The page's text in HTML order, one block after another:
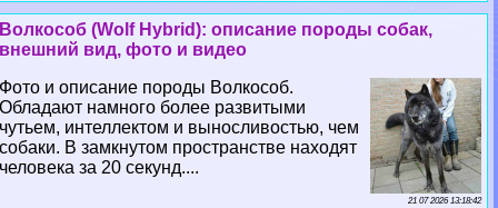
Волкособ (Wolf Hybrid): описание породы собак,
внешний вид, фото и видео
Фото и описание породы Волкособ.
Обладают намного более развитыми
чутьем, интеллектом и выносливостью, чем
собаки. В замкнутом прострaнcтве находят
человека за 20 секунд....
21 07 2026 13:18:42